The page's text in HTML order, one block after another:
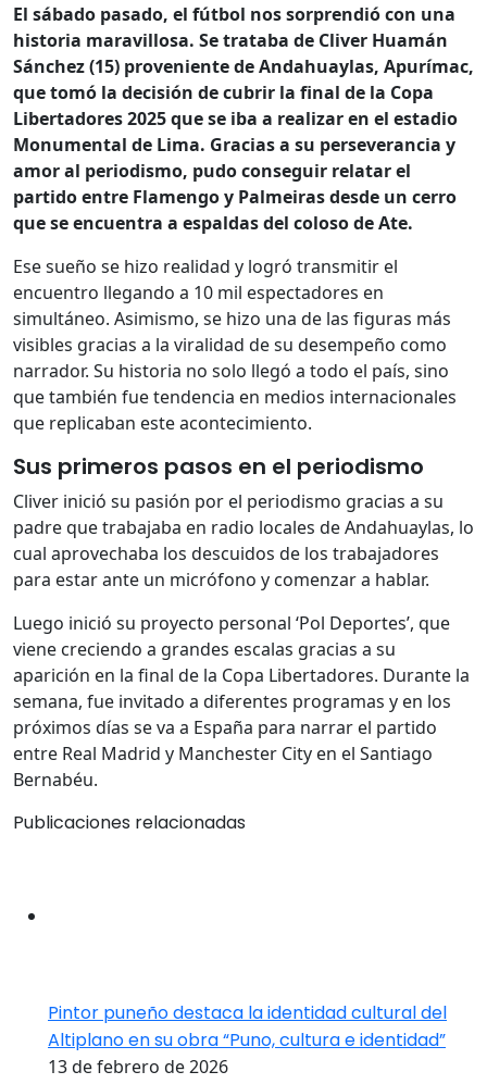
El sábado pasado, el fútbol nos sorprendió con una
historia maravillosa. Se trataba de Cliver Huamán
Sánchez (15) proveniente de Andahuaylas, Apurímac,
que tomó la decisión de cubrir la final de la Copa
Libertadores 2025 que se iba a realizar en el estadio
Monumental de Lima. Gracias a su perseverancia y
amor al periodismo, pudo conseguir relatar el
partido entre Flamengo y Palmeiras desde un cerro
que se encuentra a espaldas del coloso de Ate.
Ese sueño se hizo realidad y logró transmitir el
encuentro llegando a 10 mil espectadores en
simultáneo. Asimismo, se hizo una de las figuras más
visibles gracias a la viralidad de su desempeño como
narrador. Su historia no solo llegó a todo el país, sino
que también fue tendencia en medios internacionales
que replicaban este acontecimiento.
Sus primeros pasos en el periodismo
Cliver inició su pasión por el periodismo gracias a su
padre que trabajaba en radio locales de Andahuaylas, lo
cual aprovechaba los descuidos de los trabajadores
para estar ante un micrófono y comenzar a hablar.
Luego inició su proyecto personal ‘Pol Deportes’, que
viene creciendo a grandes escalas gracias a su
aparición en la final de la Copa Libertadores. Durante la
semana, fue invitado a diferentes programas y en los
próximos días se va a España para narrar el partido
entre Real Madrid y Manchester City en el Santiago
Bernabéu.
Publicaciones relacionadas
Pintor puneño destaca la identidad cultural del
Altiplano en su obra “Puno, cultura e identidad”
13 de febrero de 2026